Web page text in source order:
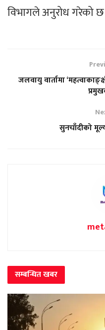
विभागले अनुरोध गरेको छ
जलवायु वार्तामा
सुनचाँदीको
सम्बन्धितखबर